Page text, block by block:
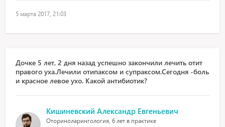
5 марта 2017, 21:03
Дочке 5 лет, 2 дня назад успешно закончили лечить отит
правого уха.Лечили отипаксом и супраксом.Сегодня -боль
и красное левое ухо. Какой антибиотик?
Кишиневский Александр Евгеньевич
Оториноларингология, 6 лет в практике